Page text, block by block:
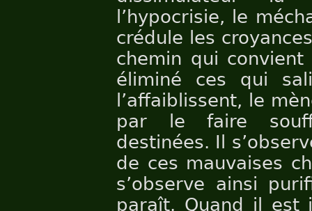
l’hypocrisie, le
crédule les
chemin qui
éliminé ces qui
l’affaiblissent, le
par le faire
destinées. Il
de ces mauvaises
s’observe ainsi
paraît. Quand il est